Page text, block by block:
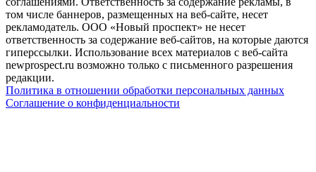
том числе баннеров, размещенных на веб-сайте, несет
рекламодатель. ООО «Новый проспект» не несет
ответственность за содержание веб-сайтов, на которые даются
гиперссылки. Использование всех материалов с веб-сайта
newprospect.ru возможно только с письменного разрешения
редакции.
Политика в отношении обработки персональных данных
Соглашение о конфиденциальности